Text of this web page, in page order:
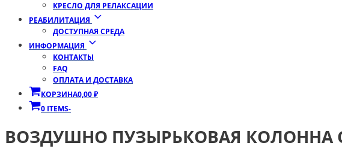
КРЕСЛО ДЛЯ РЕЛАКСАЦИИ
РЕАБИЛИТАЦИЯ
ДОСТУПНАЯ СРЕДА
ИНФОРМАЦИЯ
КОНТАКТЫ
FAQ
ОПЛАТА И ДОСТАВКА
КОРЗИНА0,00₽
0 ITEMS-
ВОЗДУШНО ПУЗЫРЬКОВАЯ КОЛОННА